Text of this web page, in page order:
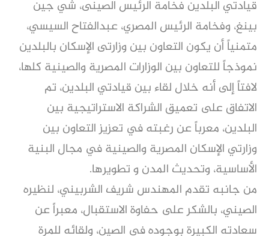
قيادتي البلدين فخامة الرئيس الصينى، شي جين
بينغ، وفخامة الرئيس المصري، عبدالفتاح السيسي،
متمنياً أن يكون التعاون بين وزارتى الإسكان بالبلدين
نموذجاً للتعاون بين الوزارات المصرية والصينية كلها،
لافتاً إلى أنه خلال لقاء بين قيادتي البلدين، تم
الاتفاق على تعميق الشراكة الاستراتيجية بين
البلدين، معرباً عن رغبته في تعزيز التعاون بين
وزارتي الإسكان المصرية والصينية في مجال البنية
الأساسية، وتحديث المدن و تطويرها.
من جانبه تقدم المهندس شريف الشربيني، لنظيره
الصيني، بالشكر على حفاوة الاستقبال، معبراً عن
سعادته الكبيرة بوجوده في الصين، ولقائه للمرة